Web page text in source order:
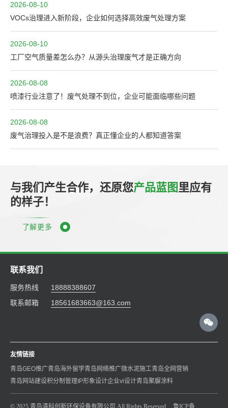
2026-08-10
VOCs治理进入新阶段，企业如何选择高效废气处理方案
2026-08-10
工厂空气质量差怎么办？从源头治理废气才是正确方向
2026-08-08
喷漆行业注意了！废气处理不到位，企业可能面临哪些问题
2026-08-08
废气治理投入是不是浪费？真正懂企业的人都知道答案
与我们产生合作，还原您产品蓝图里应有
的样子！
了解更多
联系我们
服务热线
18888388607
联系邮箱
18561683663@163.com
友情链接
青岛GEO推广青岛海外留学青岛网络推广微水泥施工青岛全网营销
青岛网站建设积分制管理 IP形象设计企业vi设计青岛聚脲涂料
© 2025 青岛清科创新环保设备有限公司 All Rights Reserved. 鲁ICP备